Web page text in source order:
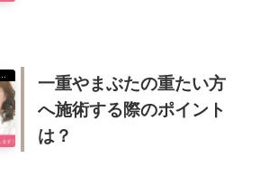
一重やまぶたの重たい方
へ施術する際のポイント
は？